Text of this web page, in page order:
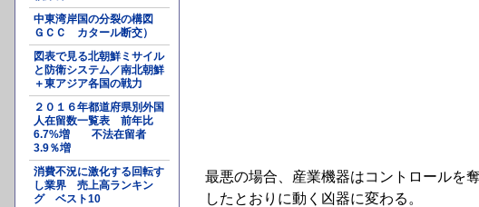
中東湾岸国の分裂の構図
ＧＣＣ カタール断交）
図表で見る北朝鮮ミサイル
と防衛システム／南北朝鮮
＋東アジア各国の戦力
２０１６年都道府県別外国
人在留数一覧表 前年比
6.7%増 不法在留者
3.9％増
消費不況に激化する回転す
し業界 売上高ランキン
グ ベスト10
最悪の場合、産業機器はコントロールを
したとおりに動く凶器に変わる。